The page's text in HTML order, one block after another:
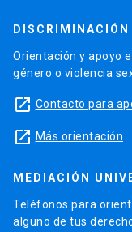
Orientación y apoyo
género o violencia
launch Contacto para
launch Más orientación
MEDIACIÓN
Teléfonos para
alguno de tus